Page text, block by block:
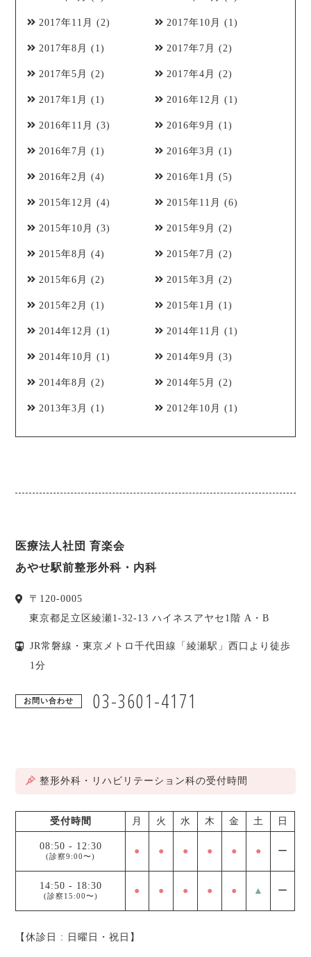
2017年11月 (2) 2017年10月 (1)
2017年8月 (1) 2017年7月 (2)
2017年5月 (2) 2017年4月 (2)
2017年1月 (1) 2016年12月 (1)
2016年11月 (3) 2016年9月 (1)
2016年7月 (1) 2016年3月 (1)
2016年2月 (4) 2016年1月 (5)
2015年12月 (4) 2015年11月 (6)
2015年10月 (3) 2015年9月 (2)
2015年8月 (4) 2015年7月 (2)
2015年6月 (2) 2015年3月 (2)
2015年2月 (1) 2015年1月 (1)
2014年12月 (1) 2014年11月 (1)
2014年10月 (1) 2014年9月 (3)
2014年8月 (2) 2014年5月 (2)
2013年3月 (1) 2012年10月 (1)
医療法人社団 育楽会
あやせ駅前整形外科・内科
〒 120-0005
東京都足立区綾瀬1-32-13 ハイネスアヤセ1階 A・B
JR常磐線・東京メトロ千代田線「綾瀬駅」西口より徒歩
1分
お問い合わせ 03-3601-4171
整形外科・リハビリテーション科の受付時間
受付時間 月 火 水 木 金 土 日
08:50 - 12:30
(診察9:00〜) ● ● ● ● ● ● ー
14:50 - 18:30
(診察15:00〜) ● ● ● ● ● ▲ ー
【休診日 : 日曜日・祝日】